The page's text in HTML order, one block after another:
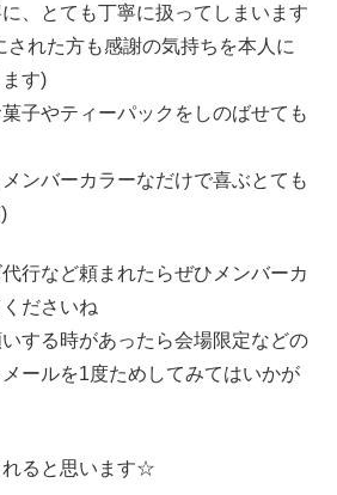
、とても丁寧に扱ってしまいます
された方も感謝の気持ちを本人に
す)
子やティーパックをしのばせても
ンバーカラーなだけで喜ぶとても
行など頼まれたらぜひメンバーカ
ださいね
する時があったら会場限定などの
ールを1度ためしてみてはいかが
ると思います☆